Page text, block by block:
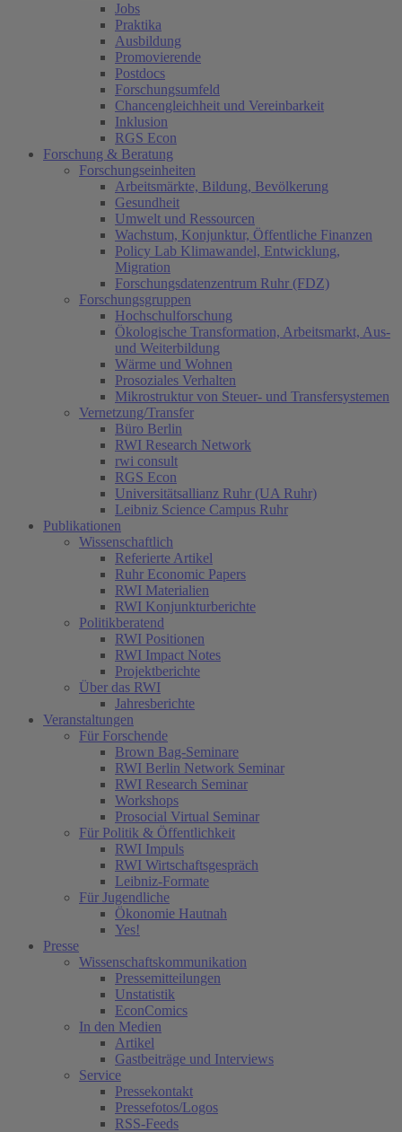
Jobs
Praktika
Ausbildung
Promovierende
Postdocs
Forschungsumfeld
Chancengleichheit und Vereinbarkeit
Inklusion
RGS Econ
Forschung & Beratung
Forschungseinheiten
Arbeitsmärkte, Bildung, Bevölkerung
Gesundheit
Umwelt und Ressourcen
Wachstum, Konjunktur, Öffentliche Finanzen
Policy Lab Klimawandel, Entwicklung,
Migration
Forschungsdatenzentrum Ruhr (FDZ)
Forschungsgruppen
Hochschulforschung
Ökologische Transformation, Arbeitsmarkt, Aus-
und Weiterbildung
Wärme und Wohnen
Prosoziales Verhalten
Mikrostruktur von Steuer- und Transfersystemen
Vernetzung/Transfer
Büro Berlin
RWI Research Network
rwi consult
RGS Econ
Universitätsallianz Ruhr (UA Ruhr)
Leibniz Science Campus Ruhr
Publikationen
Wissenschaftlich
Referierte Artikel
Ruhr Economic Papers
RWI Materialien
RWI Konjunkturberichte
Politikberatend
RWI Positionen
RWI Impact Notes
Projektberichte
Über das RWI
Jahresberichte
Veranstaltungen
Für Forschende
Brown Bag-Seminare
RWI Berlin Network Seminar
RWI Research Seminar
Workshops
Prosocial Virtual Seminar
Für Politik & Öffentlichkeit
RWI Impuls
RWI Wirtschaftsgespräch
Leibniz-Formate
Für Jugendliche
Ökonomie Hautnah
Yes!
Presse
Wissenschaftskommunikation
Pressemitteilungen
Unstatistik
EconComics
In den Medien
Artikel
Gastbeiträge und Interviews
Service
Pressekontakt
Pressefotos/Logos
RSS-Feeds